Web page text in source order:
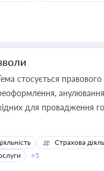
стосується
анулювання
для провадження
Страхова
+5